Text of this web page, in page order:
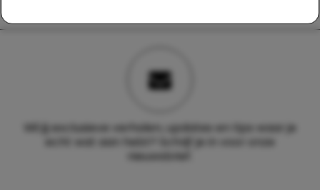
Wil jij exclusieve verhalen, updates en tips waar je
echt wat aan hebt? Schrijf je in voor onze
nieuwsbrief.